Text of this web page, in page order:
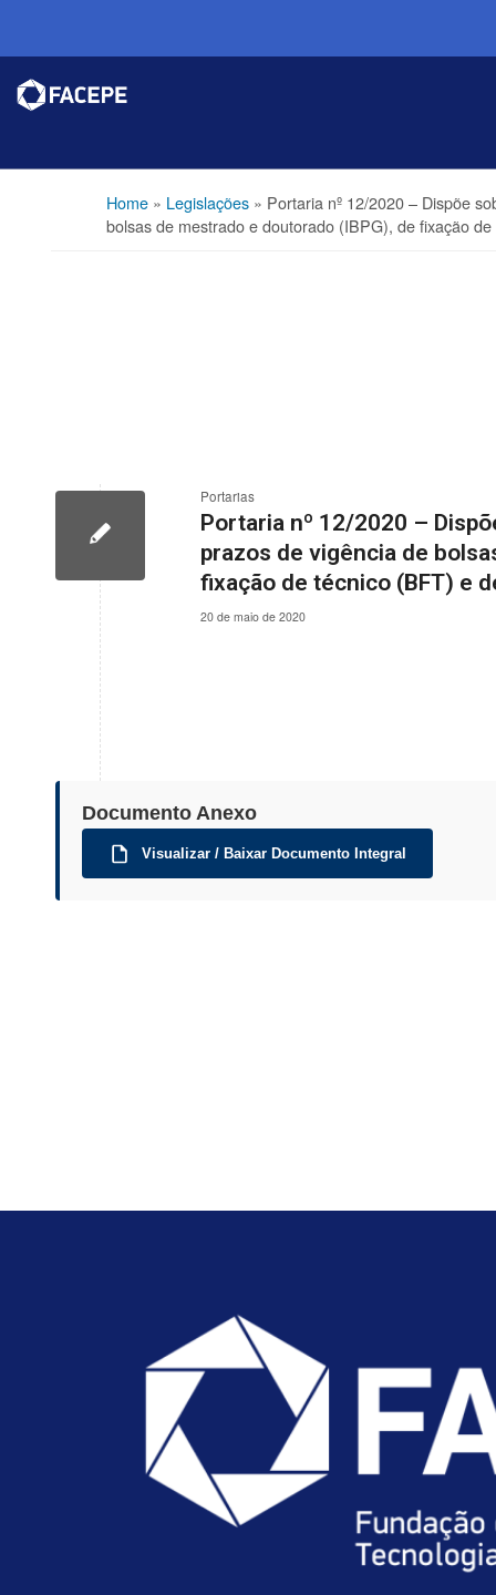
Home» Legislações» Portaria nº 12/2020 – Dispõe
bolsas de mestrado e doutorado (IBPG), de fixação
Portarias
Portaria nº 12/2020 –
prazos de vigência de
fixação de técnico (BFT) e
20 de maio de 2020
Documento Anexo
Visualizar / Baixar Documento Integral